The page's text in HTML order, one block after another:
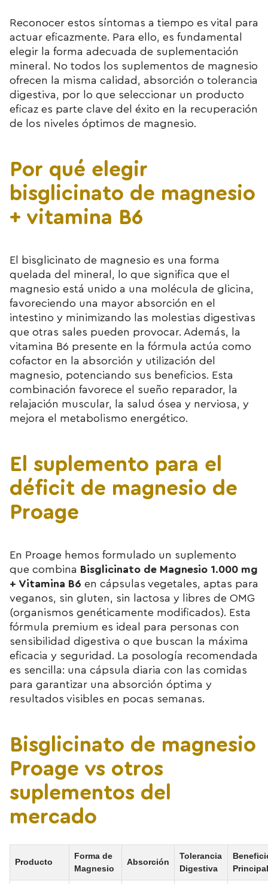
Reconocer estos síntomas a tiempo es vital para
actuar eficazmente. Para ello, es fundamental
elegir la forma adecuada de suplementación
mineral. No todos los suplementos de magnesio
ofrecen la misma calidad, absorción o tolerancia
digestiva, por lo que seleccionar un producto
eficaz es parte clave del éxito en la recuperación
de los niveles óptimos de magnesio.
Por qué elegir
bisglicinato de magnesio
+ vitamina B6
El bisglicinato de magnesio es una forma
quelada del mineral, lo que significa que el
magnesio está unido a una molécula de glicina,
favoreciendo una mayor absorción en el
intestino y minimizando las molestias digestivas
que otras sales pueden provocar. Además, la
vitamina B6 presente en la fórmula actúa como
cofactor en la absorción y utilización del
magnesio, potenciando sus beneficios. Esta
combinación favorece el sueño reparador, la
relajación muscular, la salud ósea y nerviosa, y
mejora el metabolismo energético.
El suplemento para el
déficit de magnesio de
Proage
En Proage hemos formulado un suplemento
que combina Bisglicinato de Magnesio 1.000 mg
+ Vitamina B6 en cápsulas vegetales, aptas para
veganos, sin gluten, sin lactosa y libres de OMG
(organismos genéticamente modificados). Esta
fórmula premium es ideal para personas con
sensibilidad digestiva o que buscan la máxima
eficacia y seguridad. La posología recomendada
es sencilla: una cápsula diaria con las comidas
para garantizar una absorción óptima y
resultados visibles en pocas semanas.
Bisglicinato de magnesio
Proage vs otros
suplementos del
mercado
Producto
Forma de
Magnesio
Absorción
Tolerancia
Digestiva